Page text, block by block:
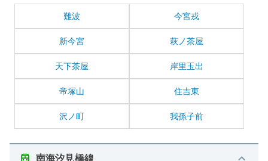
難波 今宮戎
新今宮 萩ノ茶屋
天下茶屋 岸里玉出
帝塚山 住吉東
沢ノ町 我孫子前
南海汐見橋線